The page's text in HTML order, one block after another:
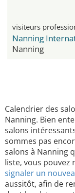
visiteurs
Nanning
Calendrier des
Nanning. Bien
salons
sommes pas
salons à Nanning
liste, vous pouvez
signaler un
aussitôt, afin de